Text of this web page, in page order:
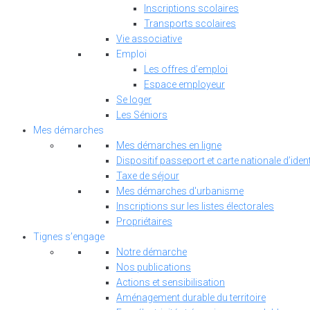
Inscriptions scolaires
Transports scolaires
Vie associative
Emploi
Les offres d’emploi
Espace employeur
Se loger
Les Séniors
Mes démarches
Mes démarches en ligne
Dispositif passeport et carte nationale
Taxe de séjour
Mes démarches d'urbanisme
Inscriptions sur les listes électorales
Propriétaires
Tignes s’engage
Notre démarche
Nos publications
Actions et sensibilisation
Aménagement durable du territoire